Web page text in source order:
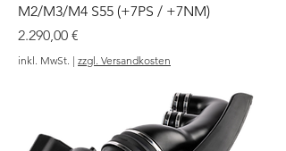
M2/M3/M4 S55 (+7PS / +7NM)
Preis
2.290,00 €
inkl. MwSt. | zzgl. Versandkosten